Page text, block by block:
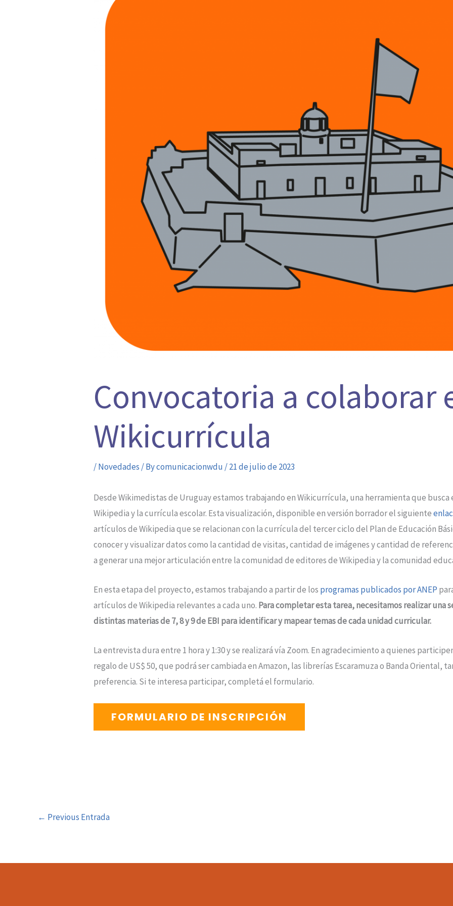
Convocatoria a colaborar
Wikicurrícula
/Novedades / Bycomunicacionwdu /21 de julio de 2023
Desde Wikimedistas de Uruguay estamos trabajando en Wikicurrícula, una herramienta que
Wikipedia y la currícula escolar. Esta visualización, disponible en versión borrador el siguiente
artículos de Wikipedia que se relacionan con la currícula del tercer ciclo del Plan de Educación
conocer y visualizar datos como la cantidad de visitas, cantidad de imágenes y cantidad de
a generar una mejor articulación entre la comunidad de editores de Wikipedia y la comunidad
En esta etapa del proyecto, estamos trabajando a partir de los programas publicados por ANEP
artículos de Wikipedia relevantes a cada uno. Para completar esta tarea, necesitamos realizar una
distintas materias de 7, 8 y 9 de EBI para identificar y mapear temas de cada unidad curricular.
La entrevista dura entre 1 hora y 1:30 y se realizará vía Zoom. En agradecimiento a quienes
regalo de US$ 50, que podrá ser cambiada en Amazon, las librerías Escaramuza o Banda Oriental,
preferencia. Si te interesa participar, completá el formulario.
FORMULARIO DE INSCRIPCIÓN
← Previous Entrada